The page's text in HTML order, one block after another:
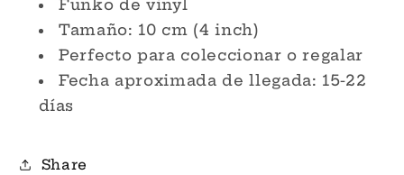
Funko de vinyl
Tamaño: 10 cm (4 inch)
Perfecto para coleccionar o regalar
Fecha aproximada de llegada: 15-22
días
Share